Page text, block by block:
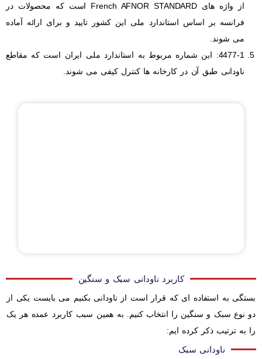
از واژه های French AFNOR STANDARD است که محصولات در
فرانسه بر اساس استاندارد ملی این کشور تایید و برای ارائه آماده
می شوند.
4477-1: این شماره مربوط به استاندارد ملی ایران است که مقاطع
ناودانی طبق آن در کارخانه ها کنترل کیفی می شوند.
کاربرد ناودانی سبک و سنگین
بستگی به استفاده ای که قرار است از ناودانی بکنیم می بایست یکی از
دو نوع سبک و سنگین را انتخاب کنیم. به همین سبب کاربرد عمده هر یک
را به ترتیب ذکر کرده ایم:
ناودانی سبک